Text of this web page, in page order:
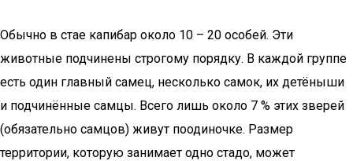
Обычно в стае капибар около 10 – 20 особей. Эти
животные подчинены строгому порядку. В каждой группе
есть один главный самец, несколько самок, их детёныши
и подчинённые самцы. Всего лишь около 7 % этих зверей
(обязательно самцов) живут поодиночке. Размер
территории, которую занимает одно стадо, может